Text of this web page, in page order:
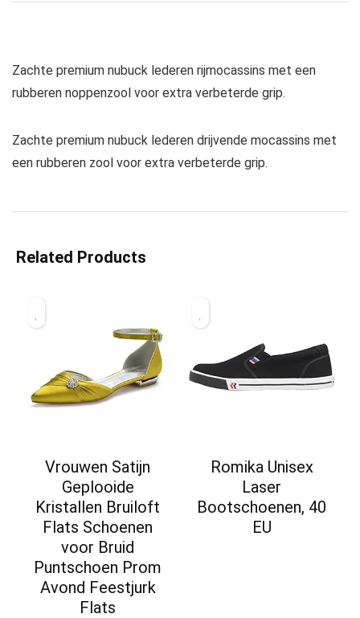
Zachte premium nubuck lederen rijmocassins met een
rubberen noppenzool voor extra verbeterde grip.
Zachte premium nubuck lederen drijvende mocassins met
een rubberen zool voor extra verbeterde grip.
Related Products
Vrouwen Satijn
Geplooide
Kristallen Bruiloft
Flats Schoenen
voor Bruid
Puntschoen Prom
Avond Feestjurk
Flats
Romika Unisex
Laser
Bootschoenen, 40
EU